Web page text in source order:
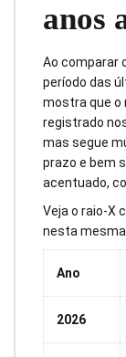
anos
Ao comparar
período das
mostra que o
registrado
mas segue
prazo e bem
acentuado,
Veja o raio-X
nesta mesma
Ano
2026